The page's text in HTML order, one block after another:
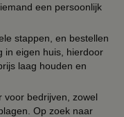
een persoonlijk
stappen, en bestellen
in eigen huis, hierdoor
laag houden en
voor bedrijven, zowel
Op zoek naar